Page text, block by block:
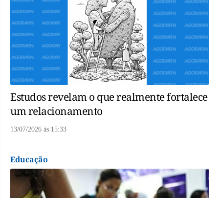
Estudos revelam o que realmente fortalece
um relacionamento
13/07/2026 às 15:33
Educação